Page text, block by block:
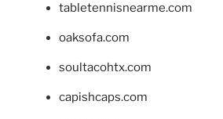
tabletennisnearme.com
oaksofa.com
soultacohtx.com
capishcaps.com